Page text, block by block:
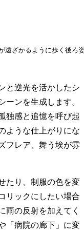
遠ざかるように歩く後
と逆光を活かしたシ
ーンを生成します。
独感と追憶を呼び起
ような仕上がりにな
フレア、舞う埃が雰
たり、制服の色を変
リックにしたい場合
雨の反射を加えてく
「病院の廊下」に変